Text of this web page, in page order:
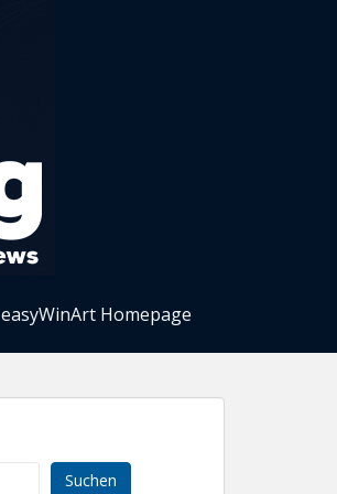
easyWinArt Homepage
Suchen